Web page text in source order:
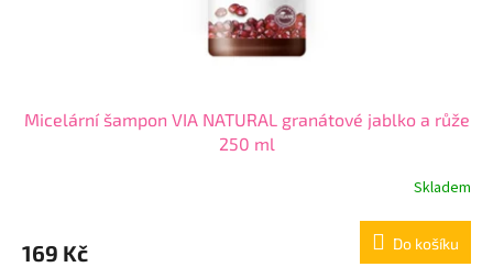
Micelární šampon VIA NATURAL granátové jablko a růže
250 ml
Skladem
169 Kč Do košíku